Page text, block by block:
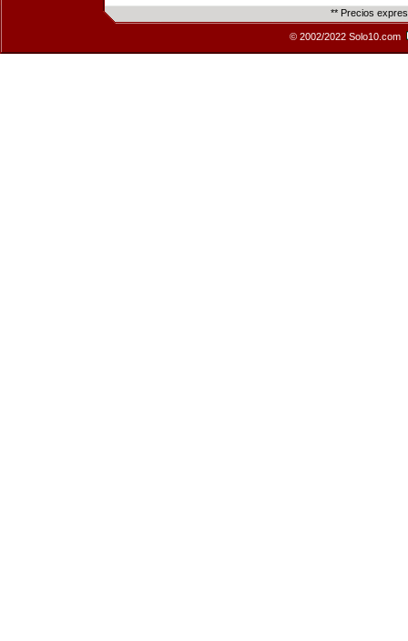
** Precios
© 2002/2022 Solo10.com